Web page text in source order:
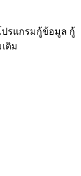
ปรแกรมกู้ข้อมูล กู้
ติม